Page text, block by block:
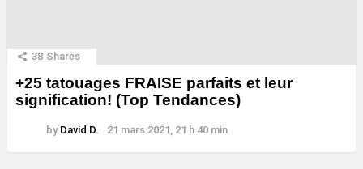
38 Shares
+25 tatouages ​​FRAISE parfaits et leur
signification! (Top Tendances)
by David D. 21 mars 2021, 21 h 40 min